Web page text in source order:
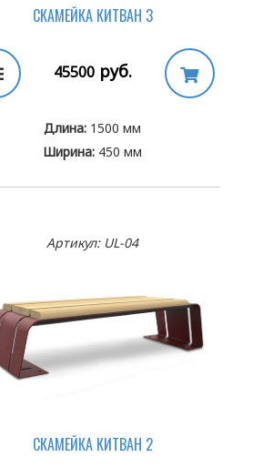
СКАМЕЙКА КИТВАН 3
45500руб.
Длина: 1500 мм
Ширина: 450 мм
Артикул: UL-04
СКАМЕЙКА КИТВАН 2